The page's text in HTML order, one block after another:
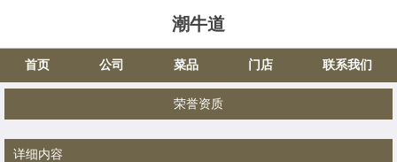
潮牛道
首页 公司 菜品 门店 联系我们
荣誉资质
详细内容